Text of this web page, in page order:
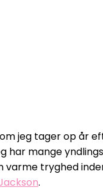
jeg tager op år
har mange
tryghed
.